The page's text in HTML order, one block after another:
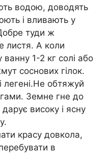
водою, доводять
і вливають у
туди ж
листя. А коли
ванну 1-2 кг солі або
соснових гілок.
легені.Не обтяжуй
Земне гне до
високу і ясну
красу довкола,
в